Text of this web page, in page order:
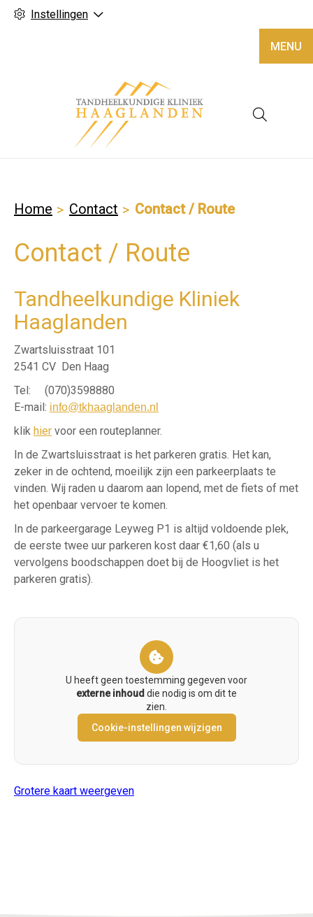
Instellingen
MENU
Home Contact Contact / Route
Contact / Route
Tandheelkundige Kliniek
Haaglanden
Zwartsluisstraat 101
2541 CV Den Haag
Tel: (070)3598880
E-mail: info@tkhaaglanden.nl
klik hier voor een routeplanner.
In de Zwartsluisstraat is het parkeren gratis. Het kan,
zeker in de ochtend, moeilijk zijn een parkeerplaats te
vinden. Wij raden u daarom aan lopend, met de fiets of met
het openbaar vervoer te komen.
In de parkeergarage Leyweg P1 is altijd voldoende plek,
de eerste twee uur parkeren kost daar €1,60 (als u
vervolgens boodschappen doet bij de Hoogvliet is het
parkeren gratis).
U heeft geen toestemming gegeven voor
externe inhoud die nodig is om dit te
zien.
Cookie-instellingen wijzigen
Grotere kaart weergeven